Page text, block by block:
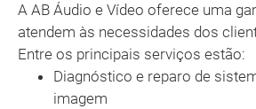
A AB Áudio e Vídeo oferece uma
atendem às necessidades dos
Entre os principais serviços estão:
Diagnóstico e reparo de
imagem